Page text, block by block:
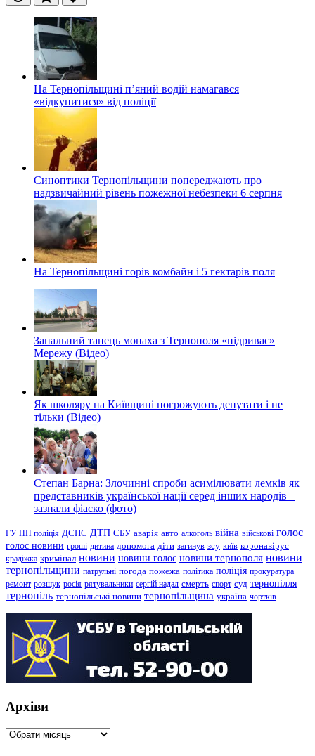
ОстанніПопулярні
Теги
На Тернопільщині п’яний водій намагався
«відкупитися» від поліції
Синоптики Тернопільщини попереджають про
надзвичайний рівень пожежної небезпеки 6 серпня
На Тернопільщині горів комбайн і 5 гектарів поля
Запальний танець монаха з Тернополя «підриває»
Мережу (Відео)
Як школяру на Київщині погрожують депутати і не
тільки (Відео)
Степан Барна: Злочинні спроби асимілювати лемків як
представників української нації серед інших народів –
зазнали фіаско (фото)
ГУ НП поліція ДСНС ДТП СБУ аварія авто алкоголь війна військові голос
голос новини гроші дитина допомога діти загинув зсу київ коронавірус
крадіжка кримінал новини новини голос новини тернополя новини
тернопільщини патрульні погода пожежа політика поліція прокуратура
ремонт розшук росія рятувальники сергій надал смерть спорт суд тернопілля
тернопіль тернопільські новини тернопільщина україна чортків
Архіви
Архіви